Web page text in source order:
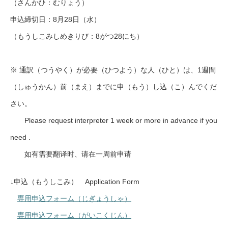
（さんかひ：むりょう）
申込締切日：8月28日（水）
（もうしこみしめきりび：8がつ28にち）
※ 通訳（つうやく）が必要（ひつよう）な人（ひと）は、1週間
（しゅうかん）前（まえ）までに申（もう）し込（こ）んでくだ
さい。
Please request interpreter 1 week or more in advance if you
need .
如有需要翻译时、请在一周前申请
↓申込（もうしこみ） Application Form
専用申込フォーム（じぎょうしゃ）
専用申込フォーム（がいこくじん）